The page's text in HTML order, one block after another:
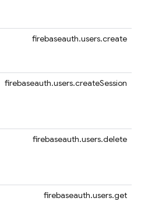
firebaseauth.users.create
firebaseauth.users.createSession
firebaseauth.users.delete
firebaseauth.users.get